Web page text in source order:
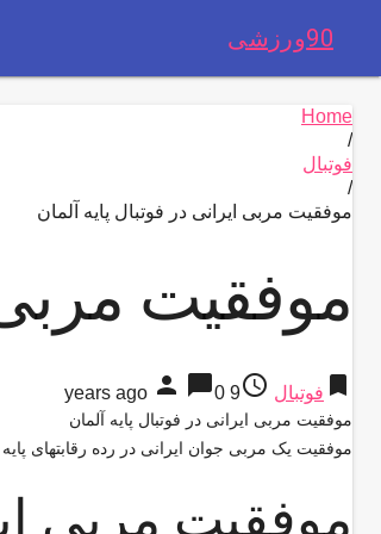
90ورزشی
Home
/
فوتبال
/
موفقیت مربی ایرانی در فوتبال پایه آلمان
موفقیت مربی
bookmark فوتبال access_time
9 years ago
person chat_bubble0
موفقیت مربی ایرانی در فوتبال پایه آلمان
موفقیت یک مربی جوان ایرانی در رده رقابتهای
موفقیت مربی